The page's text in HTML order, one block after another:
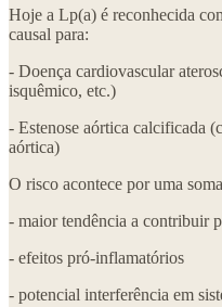
Hoje a Lp(a) é reconhecida
causal para:
- Doença cardiovascular
isquêmico, etc.)
- Estenose aórtica calcificada
aórtica)
O risco acontece por uma
- maior tendência a contribuir
- efeitos pró-inflamatórios
- potencial interferência em